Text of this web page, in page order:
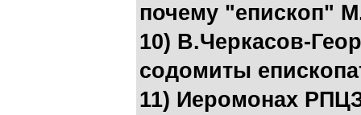
почему "епископ"
10) В.Черкасов-
содомиты
11) Иеромонах